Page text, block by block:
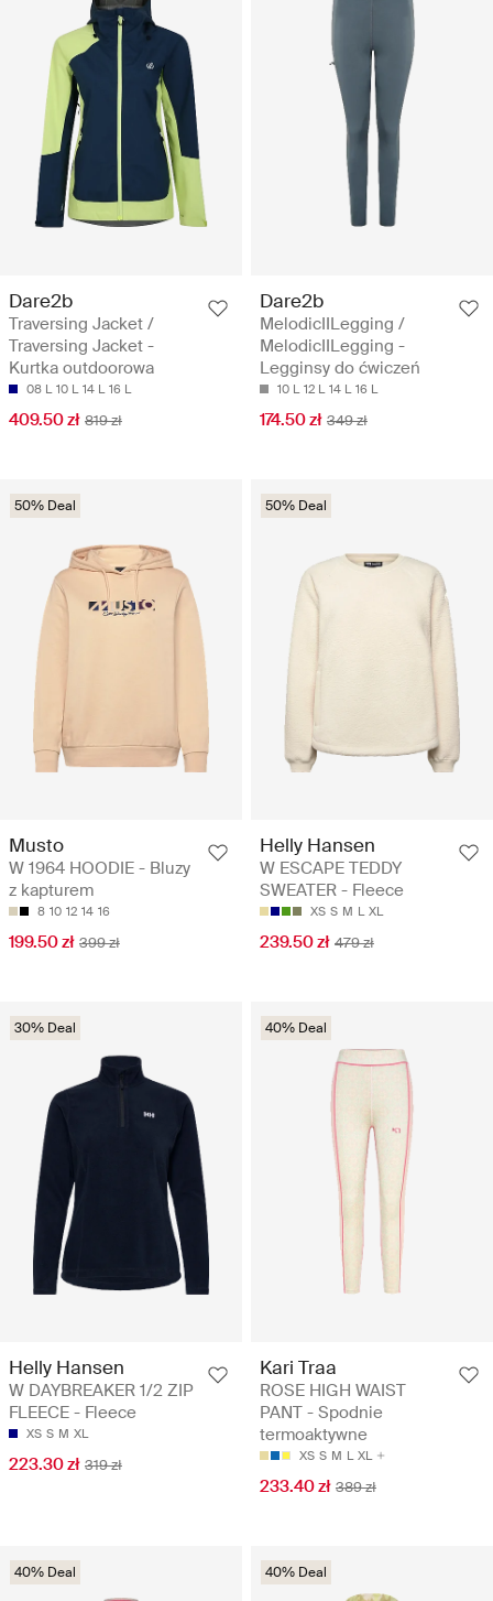
Dare2b
Traversing Jacket /
Traversing Jacket -
Kurtka outdoorowa
08 L 10 L 14 L 16 L
409.50 zł 819 zł
Dare2b
MelodicIILegging /
MelodicIILegging -
Legginsy do ćwiczeń
10 L 12 L 14 L 16 L
174.50 zł 349 zł
50% Deal
Musto
W 1964 HOODIE - Bluzy
z kapturem
8 10 12 14 16
199.50 zł 399 zł
50% Deal
Helly Hansen
W ESCAPE TEDDY
SWEATER - Fleece
XS S M L XL
239.50 zł 479 zł
30% Deal
Helly Hansen
W DAYBREAKER 1/2 ZIP
FLEECE - Fleece
XS S M XL
223.30 zł 319 zł
40% Deal
Kari Traa
ROSE HIGH WAIST
PANT - Spodnie
termoaktywne
XS S M L XL
233.40 zł 389 zł
40% Deal 40% Deal